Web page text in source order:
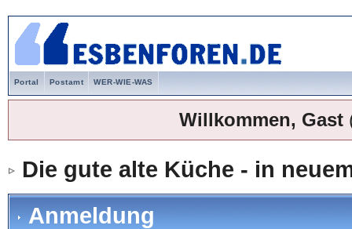
Portal Postamt WER-WIE-WAS
Willkommen, Gast
Die gute alte Küche - in
Anmeldung